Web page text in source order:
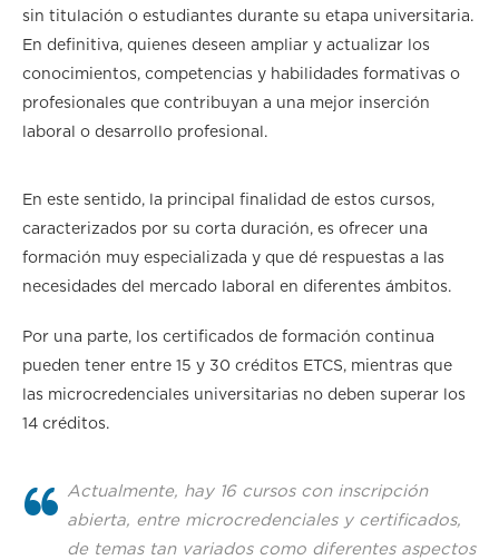
sin titulación o estudiantes durante su etapa universitaria.
En definitiva, quienes deseen ampliar y actualizar los
conocimientos, competencias y habilidades formativas o
profesionales que contribuyan a una mejor inserción
laboral o desarrollo profesional.
En este sentido, la principal finalidad de estos cursos,
caracterizados por su corta duración, es ofrecer una
formación muy especializada y que dé respuestas a las
necesidades del mercado laboral en diferentes ámbitos.
Por una parte, los certificados de formación continua
pueden tener entre 15 y 30 créditos ETCS, mientras que
las microcredenciales universitarias no deben superar los
14 créditos.
Actualmente, hay 16 cursos con inscripción
abierta, entre microcredenciales y certificados,
de temas tan variados como diferentes aspectos